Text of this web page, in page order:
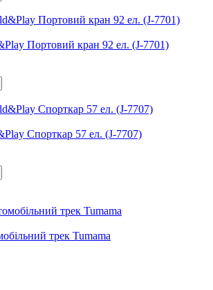
Портовий кран 92 ел. (J-7701)
Спорткар 57 ел. (J-7707)
трек Tumama